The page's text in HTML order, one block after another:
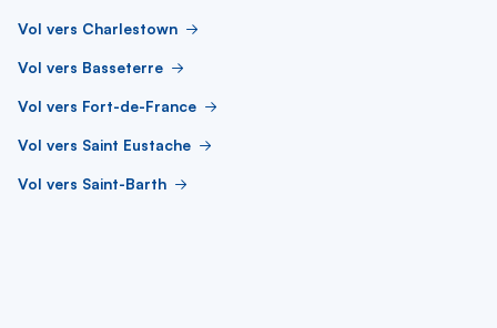
Vol vers Charlestown
Vol vers Basseterre
Vol vers Fort-de-France
Vol vers Saint Eustache
Vol vers Saint-Barth